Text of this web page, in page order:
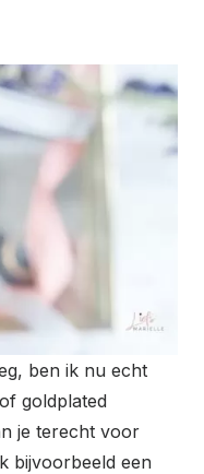
ben ik nu echt
goldplated
je terecht voor
bijvoorbeeld een